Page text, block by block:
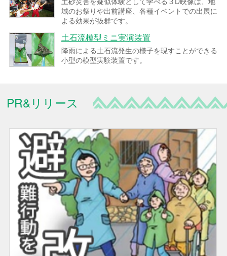
域のお祭りや出前講座、各種イベントでの出展に
よる効果が抜群です。
土石流模型ミニ実演装置
降雨による土石流発生の様子を現すことができる
小型の模型実験装置です。
PR&リリース